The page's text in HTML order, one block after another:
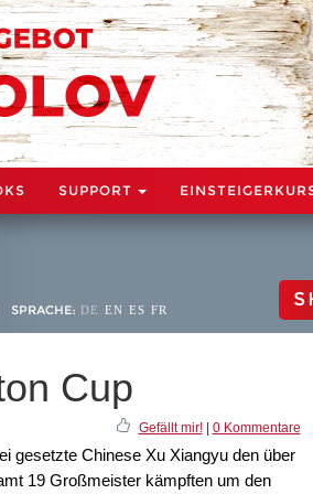
SUPPORT
SPRACHE: DE EN ES FR
Cup
Gefällt mir!| 0 Kommentare
gesetzte Chinese Xu Xiangyu den über
19 Großmeister kämpften um den